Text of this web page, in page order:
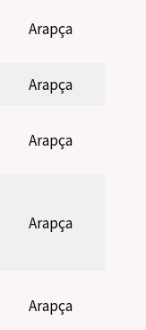
Arapça
Arapça
Arapça
Arapça
Arapça